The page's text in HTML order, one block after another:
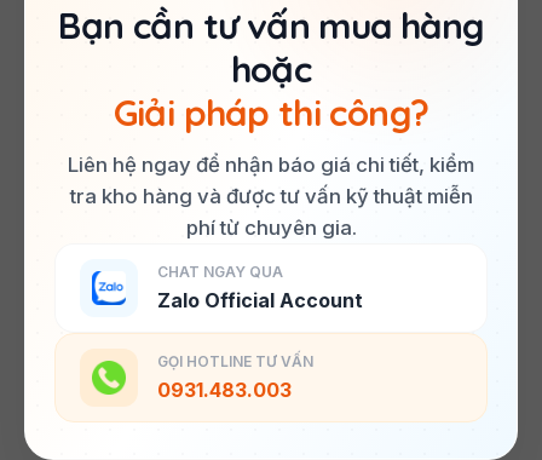
Bạn cần tư vấn mua hàng
hoặc
Giải pháp thi công?
Liên hệ ngay để nhận báo giá chi tiết, kiểm
tra kho hàng và được tư vấn kỹ thuật miễn
phí từ chuyên gia.
CHAT NGAY QUA
Zalo Official Account
GỌI HOTLINE TƯ VẤN
0931.483.003